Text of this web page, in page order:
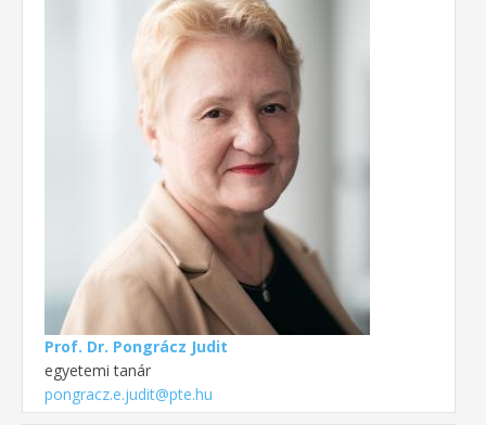
Prof. Dr. Pongrácz Judit
egyetemi tanár
pongracz.e.judit@pte.hu